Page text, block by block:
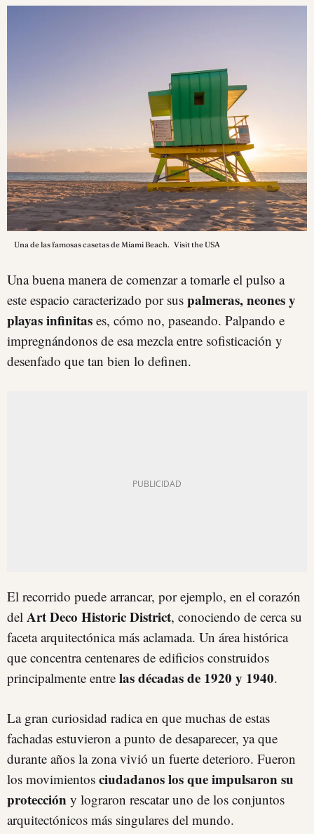
Una de las famosas casetas de Miami Beach. Visit the USA
Una buena manera de comenzar a tomarle el pulso a
este espacio caracterizado por sus palmeras, neones y
playas infinitas es, cómo no, paseando. Palpando e
impregnándonos de esa mezcla entre sofisticación y
desenfado que tan bien lo definen.
El recorrido puede arrancar, por ejemplo, en el corazón
del Art Deco Historic District, conociendo de cerca su
faceta arquitectónica más aclamada. Un área histórica
que concentra centenares de edificios construidos
principalmente entre las décadas de 1920 y 1940.
La gran curiosidad radica en que muchas de estas
fachadas estuvieron a punto de desaparecer, ya que
durante años la zona vivió un fuerte deterioro. Fueron
los movimientos ciudadanos los que impulsaron su
protección y lograron rescatar uno de los conjuntos
arquitectónicos más singulares del mundo.